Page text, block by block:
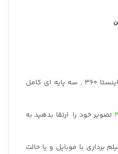
سه پایه همه کاره دوربین اینستا ۳۶۰ , سه پایه ای کامل
تصویر خود را ارتقا بدهید به
برداری با موبایل و یا حالت